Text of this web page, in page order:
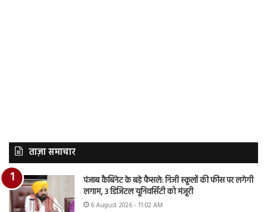
ताज़ा समाचार
पंजाब कैबिनेट के बड़े फैसले: निजी स्कूलों की फीस पर लगेगी
लगाम, 3 डिजिटल यूनिवर्सिटी को मंजूरी
6 August 2026 - 11:02 AM